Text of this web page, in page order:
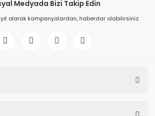
Medyada Bizi Takip Edin
olarak kampanyalardan, haberdar olabilirsiniz.